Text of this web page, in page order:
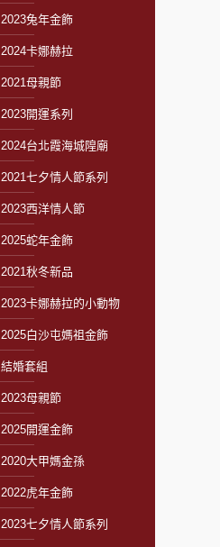
2023兔年金飾
2024卡娜赫拉
2021母親節
2023開運系列
2024台北霞海城隍廟
2021七夕情人節系列
2023西洋情人節
2025蛇年金飾
2021秋冬新品
2023卡娜赫拉的小動物
2025白沙屯媽祖金飾
結婚套組
2023母親節
2025開運金飾
2020大甲媽金孫
2022虎年金飾
2023七夕情人節系列